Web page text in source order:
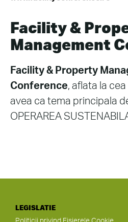
Facility &
Management
Facility & Property
Conference, aflata la
avea ca tema principala
OPERAREA
LEGISLATIE